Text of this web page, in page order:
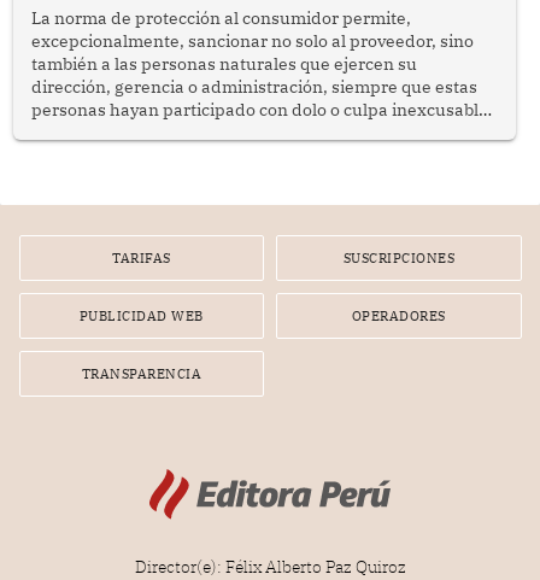
La norma de protección al consumidor permite,
excepcionalmente, sancionar no solo al proveedor, sino
también a las personas naturales que ejercen su
dirección, gerencia o administración, siempre que estas
personas hayan participado con dolo o culpa inexcusable
por la frustrada realización de un meet and greet con
TARIFAS SUSCRIPCIONES
PUBLICIDAD WEB OPERADORES
TRANSPARENCIA
Director(e): Félix Alberto Paz Quiroz